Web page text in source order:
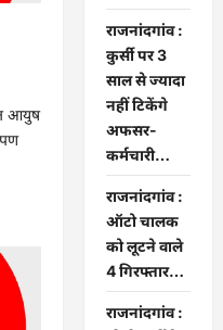
आयुष
राजनांदगांव :
कुर्सी पर 3
साल से ज्यादा
नहीं टिकेंगे
अफसर-
कर्मचारी…
राजनांदगांव :
ऑटो चालक
को लूटने वाले
4 गिरफ्तार…
राजनांदगांव :